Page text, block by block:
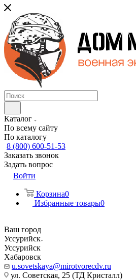
Каталог
По всему сайту
По каталогу
8 (800) 600-51-53
Заказать звонок
Задать вопрос
Войти
Корзина0
Избранные товары0
Ваш город
Уссурийск
Уссурийск
Хабаровск
u.sovetskaya@mirotvorecdv.ru
ул. Советская, 25 (ТД Кристалл)